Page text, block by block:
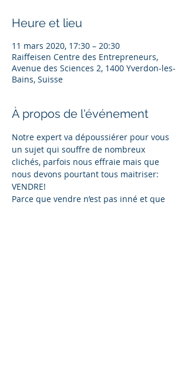
Heure et lieu
11 mars 2020, 17:30 – 20:30
Raiffeisen Centre des Entrepreneurs,
Avenue des Sciences 2, 1400 Yverdon-les-
Bains, Suisse
À propos de l'événement
Notre expert va dépoussiérer pour vous
un sujet qui souffre de nombreux
clichés, parfois nous effraie mais que
nous devons pourtant tous maitriser:
VENDRE!
Parce que vendre n’est pas inné et que